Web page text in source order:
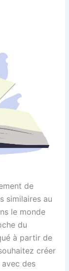
de
similaires au
le monde
du
à partir de
créer
des